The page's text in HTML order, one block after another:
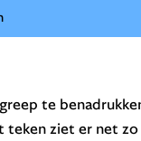
te
ziet er net